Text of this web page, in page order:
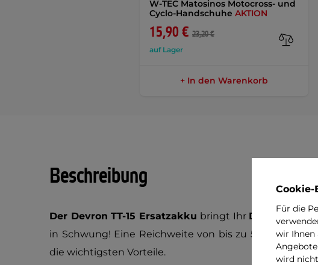
W-TEC Matosinos Motocross- und
Cyclo-Handschuhe AKTION
15,90 € 23,20 €
auf Lager
+ In den Warenkorb
Beschreibung
Der Devron TT-15 Ersatzakku bringt Ihr Devron 20122
in Schwung! Eine Reichweite von bis zu 50 km und
die wichtigsten Vorteile.
Für die
wir Ihnen
wird